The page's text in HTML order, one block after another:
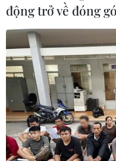
Sàn giao dịch
460 triệu USD
23/03/2023 06:31
Nội dung tài liệu lên
thấy trong 460 triệu
kỹ thuật số FTX đạt
Capital, có đến 404
động trở về đóng